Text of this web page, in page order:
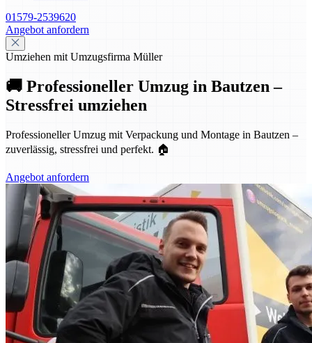
01579-2539620
Angebot anfordern
Umziehen mit Umzugsfirma Müller
🚚 Professioneller Umzug in Bautzen –
Stressfrei umziehen
Professioneller Umzug mit Verpackung und Montage in Bautzen –
zuverlässig, stressfrei und perfekt. 🏠
Angebot anfordern